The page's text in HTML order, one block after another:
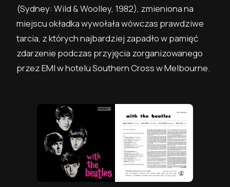
(Sydney: Wild & Woolley, 1982), zmieniona na
miejscu okładka wywołała wówczas prawdziwe
tarcia, z których najbardziej zapadło w pamięć
zdarzenie podczas przyjęcia zorganizowanego
przez EMI w hotelu Southern Cross w Melbourne.